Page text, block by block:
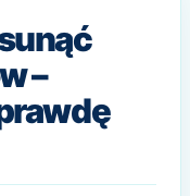
–